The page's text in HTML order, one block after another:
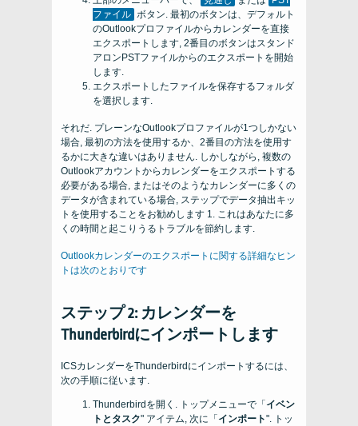
ファイル ボタン. 最初のボタンは、デフォルト
のOutlookプロファイルからカレンダーを直接
エクスポートします, 2番目のボタンはスタンド
アロンPSTファイルからのエクスポートを開始
します.
エクスポートしたファイルを保存するフォルダ
を選択します.
それだ. プレーンなOutlookプロファイルが1つしかない
場合, 最初の方法を使用するか、2番目の方法を使用す
るかに大きな違いはありません. しかしながら, 複数の
Outlookアカウントからカレンダーをエクスポートする
必要がある場合, またはそのようなカレンダーに多くの
データが含まれている場合, ステップでデータ抽出キッ
トを使用することをお勧めします 1. これはあなたに多
くの時間と起こりうるトラブルを節約します.
Outlookカレンダーのエクスポートに関する詳細なヒン
トは次のとおりです
ステップ 2: カレンダーを
Thunderbirdにインポートします
ICSカレンダーをThunderbirdにインポートするには、
次の手順に従います.
Thunderbirdを開く. トップメニューで「イベン
トとタスク" アイテム, 次に「インポート". トッ